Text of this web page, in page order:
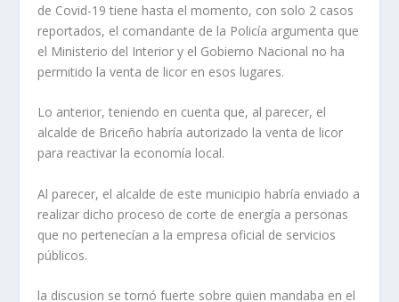
de Covid-19 tiene hasta el momento, con solo 2 casos
reportados, el comandante de la Policía argumenta que
el Ministerio del Interior y el Gobierno Nacional no ha
permitido la venta de licor en esos lugares.
Lo anterior, teniendo en cuenta que, al parecer, el
alcalde de Briceño habría autorizado la venta de licor
para reactivar la economía local.
Al parecer, el alcalde de este municipio habría enviado a
realizar dicho proceso de corte de energía a personas
que no pertenecían a la empresa oficial de servicios
públicos.
la discusion se tornó fuerte sobre quien mandaba en el